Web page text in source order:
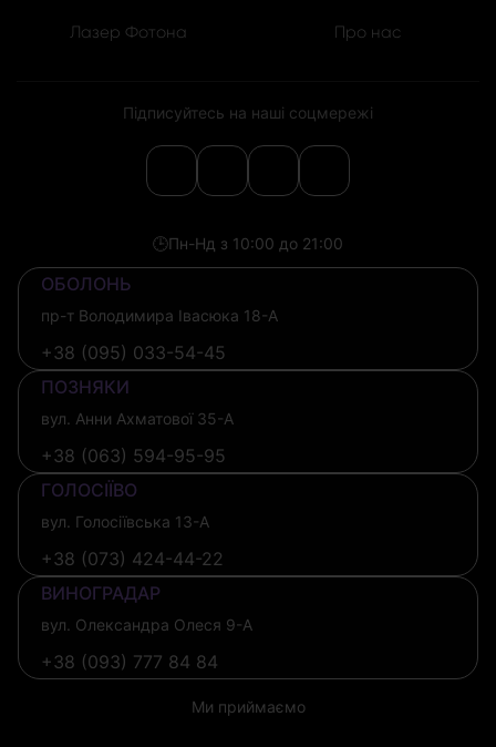
Лазер Фотона Про нас
Підписуйтесь на наші соцмережі
🕒Пн-Нд з 10:00 до 21:00
ОБОЛОНЬ
пр-т Володимира Івасюка 18-А
+38 (095) 033-54-45
ПОЗНЯКИ
вул. Анни Ахматової 35-А
+38 (063) 594-95-95
ГОЛОСІЇВО
вул. Голосіївська 13-А
+38 (073) 424-44-22
ВИНОГРАДАР
вул. Олександра Олеся 9-А
+38 (093) 777 84 84
Ми приймаємо